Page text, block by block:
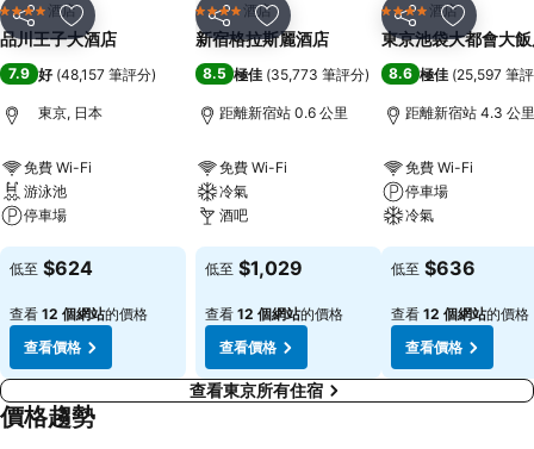
分享 放到收藏夾
4 星級 酒店
品川王子大酒店
7.9 好 (48,157 筆評分)
東京, 日本
免費 Wi-Fi
游泳池
停車場
查看價格
低至 $624
查看 12 個網站的價格
查看價格
分享 放到收藏夾
4 星級 酒店
新宿格拉斯麗酒店
8.5 極佳 (35,773 筆評分)
距離新宿站 0.6 公里
免費 Wi-Fi
冷氣
酒吧
查看價格
低至 $1,029
查看 12 個網站的價格
查看價格
分享 放到收藏
4 星級 酒店
東京池袋大都會大
8.6 極佳 (25,597 筆
距離新宿站 4.3 公里
免費 Wi-Fi
停車場
冷氣
查看價格
低至 $636
查看 12 個網站的價格
查看價格
查看東京所有住宿
價格趨勢